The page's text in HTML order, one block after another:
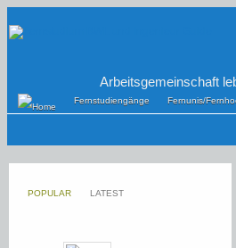
Arbeitsgemeinschaft
Fernstudiengänge Fernunis/
POPULAR LATEST